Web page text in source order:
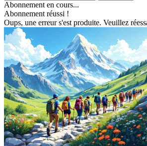
Abonnement en cours...
Abonnement réussi !
Oups, une erreur s'est produite. Veuillez